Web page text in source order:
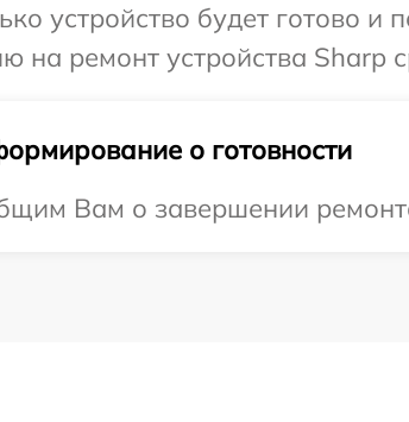
устройство будет готово
на ремонт устройства Sharp
о готовности
Вам о завершении